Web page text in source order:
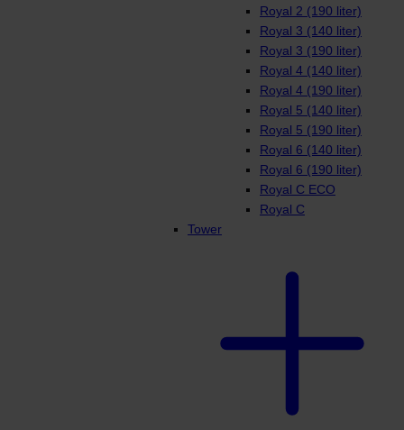
Royal 2 (190 liter)
Royal 3 (140 liter)
Royal 3 (190 liter)
Royal 4 (140 liter)
Royal 4 (190 liter)
Royal 5 (140 liter)
Royal 5 (190 liter)
Royal 6 (140 liter)
Royal 6 (190 liter)
Royal C ECO
Royal C
Tower